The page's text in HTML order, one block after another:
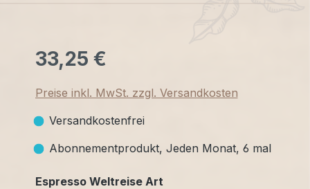
33,25 €
Preise inkl. MwSt. zzgl. Versandkosten
Versandkostenfrei
Abonnementprodukt, Jeden Monat, 6 mal
Espresso Weltreise Artauswählen